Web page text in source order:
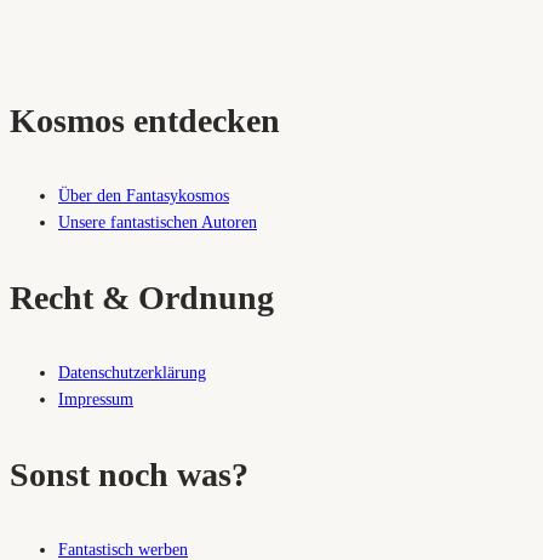
Kosmos entdecken
Über den Fantasykosmos
Unsere fantastischen Autoren
Recht & Ordnung
Datenschutzerklärung
Impressum
Sonst noch was?
Fantastisch werben